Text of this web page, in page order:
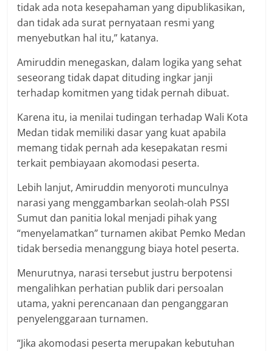
tidak ada nota kesepahaman yang dipublikasikan,
dan tidak ada surat pernyataan resmi yang
menyebutkan hal itu,” katanya.
Amiruddin menegaskan, dalam logika yang sehat
seseorang tidak dapat dituding ingkar janji
terhadap komitmen yang tidak pernah dibuat.
Karena itu, ia menilai tudingan terhadap Wali Kota
Medan tidak memiliki dasar yang kuat apabila
memang tidak pernah ada kesepakatan resmi
terkait pembiayaan akomodasi peserta.
Lebih lanjut, Amiruddin menyoroti munculnya
narasi yang menggambarkan seolah-olah PSSI
Sumut dan panitia lokal menjadi pihak yang
“menyelamatkan” turnamen akibat Pemko Medan
tidak bersedia menanggung biaya hotel peserta.
Menurutnya, narasi tersebut justru berpotensi
mengalihkan perhatian publik dari persoalan
utama, yakni perencanaan dan penganggaran
penyelenggaraan turnamen.
“Jika akomodasi peserta merupakan kebutuhan